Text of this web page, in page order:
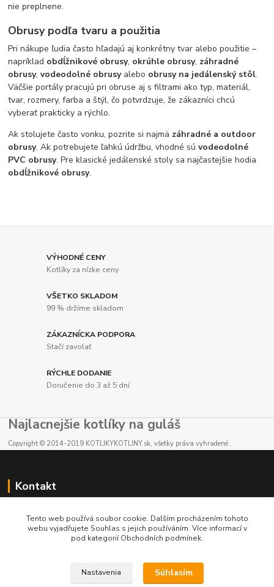
nie preplnene.
Obrusy podľa tvaru a použitia
Pri nákupe ľudia často hľadajú aj konkrétny tvar alebo použitie –
napríklad obdĺžnikové obrusy, okrúhle obrusy, záhradné
obrusy,vodeodolné obrusyalebo obrusy na jedálenský stôl.
Väčšie portály pracujú pri obruse aj s filtrami ako typ, materiál,
tvar, rozmery, farba a štýl, čo potvrdzuje, že zákazníci chcú
vyberať prakticky a rýchlo.
Ak stolujete často vonku, pozrite si najmä záhradné a outdoor
obrusy. Ak potrebujete ľahkú údržbu, vhodné súvodeodolné
PVC obrusy. Pre klasické jedálenské stoly sa najčastejšie hodia
obdĺžnikové obrusy.
VÝHODNÉ CENY
Kotlíky za nízke ceny
VŠETKO SKLADOM
99 % držíme skladom
ZÁKAZNÍCKA PODPORA
Stačí zavolať
RÝCHLE DODANIE
Doručenie do 3 až 5 dní
Najlacnejšie kotlíky na guláš
Copyright © 2014-2019 KOTLIKYKOTLINY.sk, všetky práva vyhradené..
Kontakt
E-shop: +421 902 212 007
od 8:00 - do 16:00 hod
Tento web používá soubor cookie. Dalším procházením tohoto
webu vyjadřujete Souhlas s jejich používáním. Více informací v
pod kategorií Obchodních podmínek.
Nastavenia Súhlasím